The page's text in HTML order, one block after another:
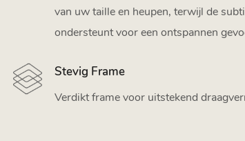
van uw taille en heupen, terwijl de
ondersteunt voor een ontspannen
Stevig Frame
Verdikt frame voor uitstekend